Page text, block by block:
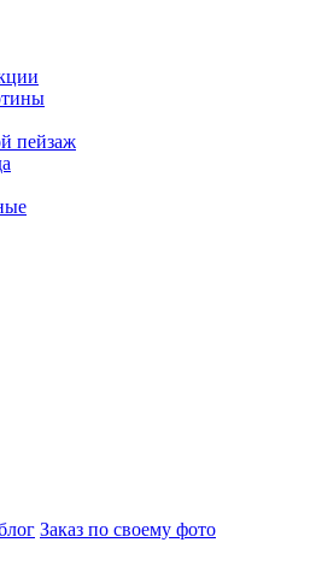
пейзаж
Заказ по своему фото